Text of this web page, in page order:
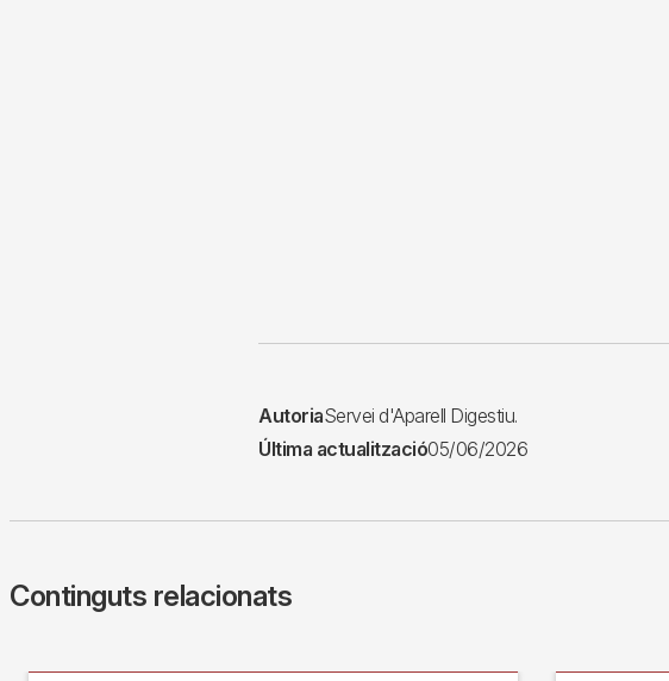
AutoriaServei d'Aparell Digestiu.
Última actualització05/06/2026
Continguts relacionats